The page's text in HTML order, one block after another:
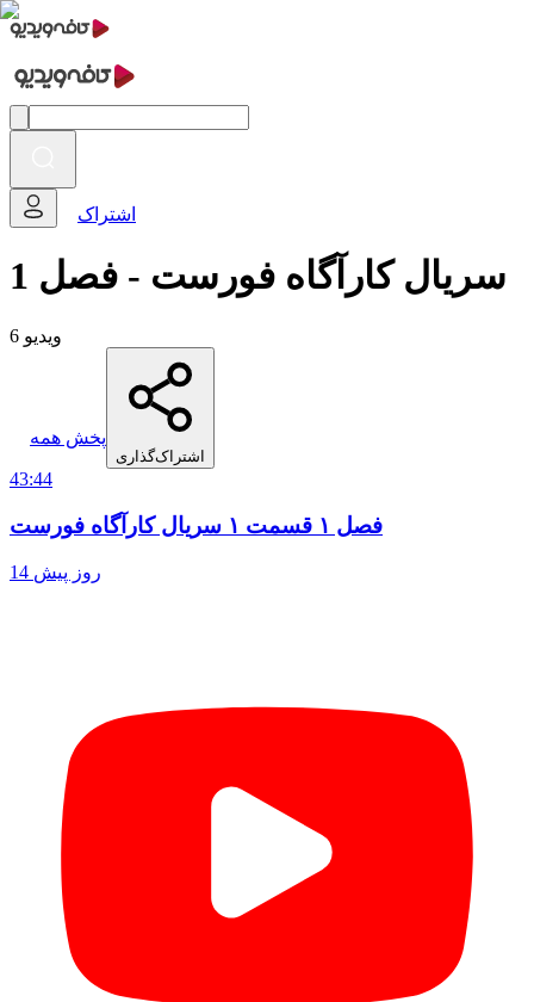
اشتراک
سریال کارآگاه فورست - فصل 1
6 ویدیو
پخش همه
اشتراک‌گذاری
43:44
فصل ۱ قسمت ۱ سریال کارآگاه فورست
14 روز پیش